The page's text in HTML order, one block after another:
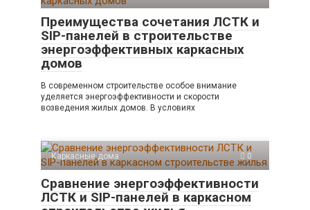
Преимущества сочетания ЛСТК и
SIP-панелей в строительстве
энергоэффективных каркасных
домов
В современном строительстве особое внимание
уделяется энергоэффективности и скорости
возведения жилых домов. В условиях
Каркасные дома 0
Сравнение энергоэффективности
ЛСТК и SIP-панелей в каркасном